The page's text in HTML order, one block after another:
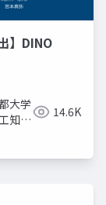
】DINO
大学
知能
14.6K